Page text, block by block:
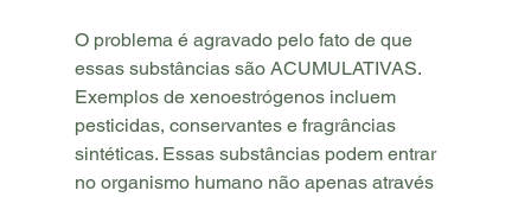
O problema é agravado pelo fato de que
essas substâncias são ACUMULATIVAS.
Exemplos de xenoestrógenos incluem
pesticidas, conservantes e fragrâncias
sintéticas. Essas substâncias podem entrar
no organismo humano não apenas através